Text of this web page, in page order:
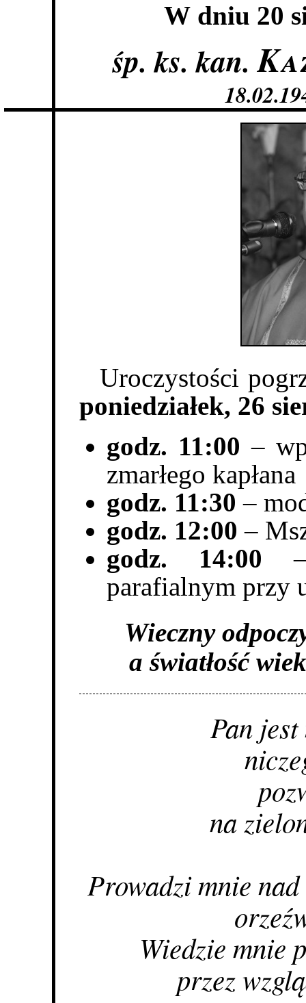
W dniu 20
śp. ks. kan.
Uroczystości
poniedziałek, 26
godz. 11:00 –
zmarłego kapłana
godz. 11:30 –
godz. 12:00 –
godz. 14:00 –
parafialnym przy
Wieczny
a światłość
Pan
na
Prowadzi mnie
Wiedzie mnie
przez